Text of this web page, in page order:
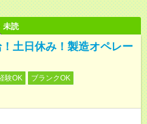
未読
土日休み！製造オペレー
験OK
ブランクOK